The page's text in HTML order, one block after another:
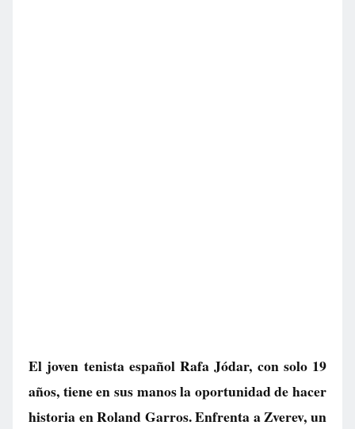
El joven tenista español Rafa Jódar, con solo 19
años, tiene en sus manos la oportunidad de hacer
historia en Roland Garros. Enfrenta a Zverev, un